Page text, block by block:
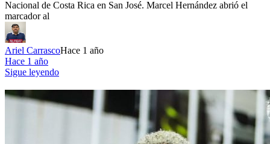
Nacional de Costa Rica en San José. Marcel Hernández abrió el
marcador al
Ariel CarrascoHace 1 año
Hace 1 año
Sigue leyendo